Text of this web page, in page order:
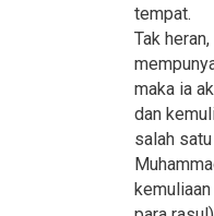
tempat.
Tak
maka ia
dan
salah